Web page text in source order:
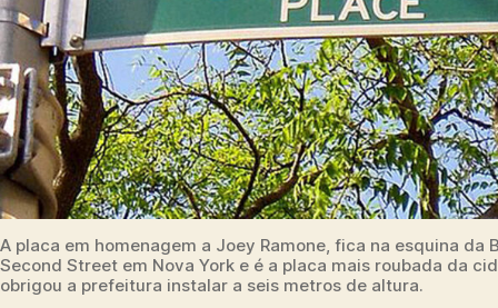
A placa em homenagem a Joey Ramone, fica na esquina da
Second Street em Nova York e é a placa mais roubada da
obrigou a prefeitura instalar a seis metros de altura.